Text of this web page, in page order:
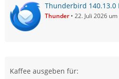
Thunderbird 140.13.0
Thunder 22. Juli 2026
Kaffee ausgeben für: